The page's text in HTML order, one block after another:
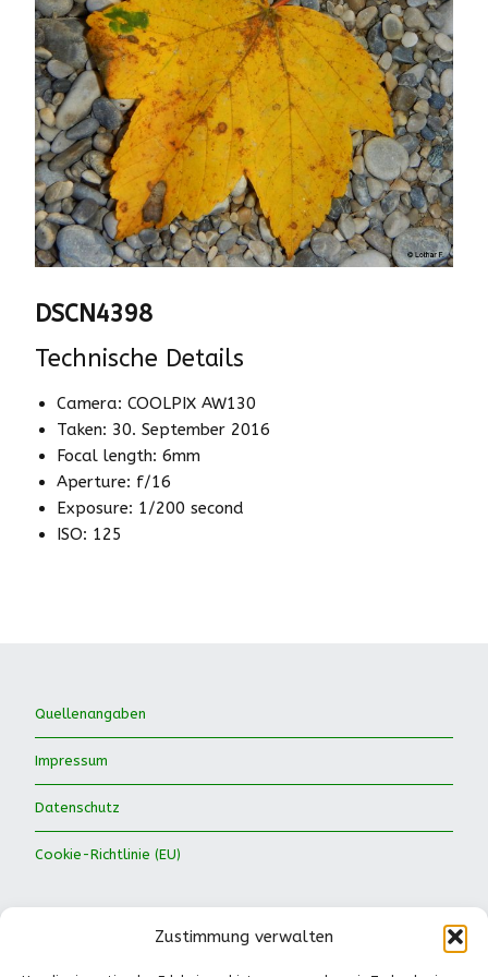
Zustimmung verwalten
DSCN4398
Technische Details
Camera: COOLPIX AW130
Taken: 30. September 2016
Focal length: 6mm
Aperture: f/16
Exposure: 1/200 second
ISO: 125
Quellenangaben
Impressum
Datenschutz
Cookie-Richtlinie (EU)